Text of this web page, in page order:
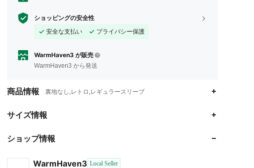
ショッピングの安全性
安全な支払い
プライバシー保護
WarmHaven3 が販売
WarmHaven3 から発送
商品情報 裏地なし,レトロ,レギュラースリーブ
サイズ情報
ショップ情報
WarmHaven3 Local Seller
4.15